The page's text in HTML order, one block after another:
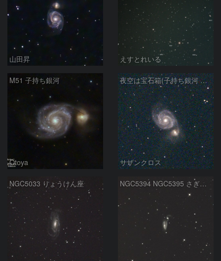
山田昇 えすとれいる
M51 子持ち銀河
Otoya
夜空は宝石箱(子持ち銀河 M51) Seestar50
サザンクロス
NGC5033 りょうけん座 NGC5394 NGC5395 さぎ銀河 りょうけん座